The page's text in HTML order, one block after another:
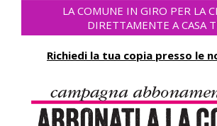
LA COMUNE IN GIRO PER LA
DIRETTAMENTE A CASA
Richiedi la tua copia presso le